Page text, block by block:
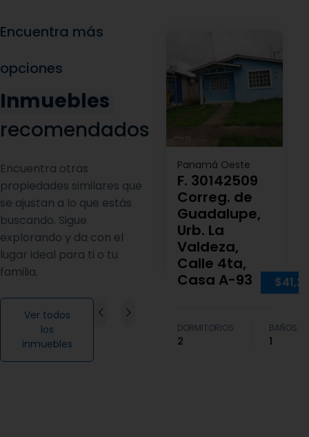
Encuentra más
opciones
Inmuebles
recomendados
Encuentra otras
propiedades similares que
se ajustan a lo que estás
buscando. Sigue
explorando y da con el
lugar ideal para ti o tu
familia.
Ver todos
los
inmuebles
Panamá Oeste
F. 30142509
Correg. de
Guadalupe,
Urb. La
Valdeza,
Calle 4ta,
Casa A-93
DORMITORIOS
2
BAÑOS
1